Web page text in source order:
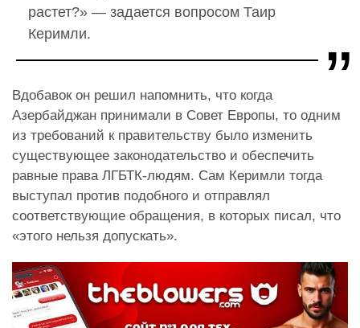
растет?» — задается вопросом Таир
Керимли.
Вдобавок он решил напомнить, что когда
Азербайджан принимали в Совет Европы, то одним
из требований к правительству было изменить
существующее законодательство и обеспечить
равные права ЛГБТК-людям. Сам Керимли тогда
выступал против подобного и отправлял
соответствующие обращения, в которых писал, что
«этого нельзя допускать».